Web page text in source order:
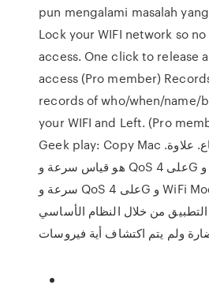
pun mengalami masalah
Lock your WIFI network so
access. One click to release
access (Pro member)
records of who/when/name/
your WIFI and Left. (Pro
Geek play: Copy Mac معلومات وزارة الدفاع. علاوة.
هو قياس سرعة و QoS على 4G و WiFi آمنة. قياس
سرعة و QoS على 4G و WiFi Mod من بنسبة 100٪
من خلال النظام الأساسي